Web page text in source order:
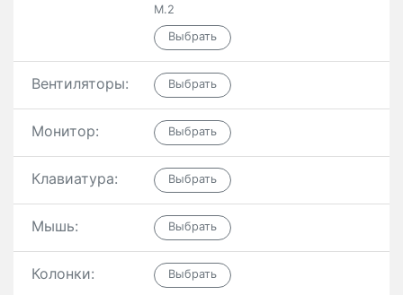
M.2
Вентиляторы:
Монитор:
Клавиатура:
Мышь:
Колонки: